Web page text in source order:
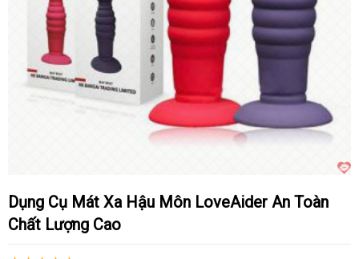
Dụng Cụ Mát Xa Hậu Môn LoveAider An Toàn
Chất Lượng Cao